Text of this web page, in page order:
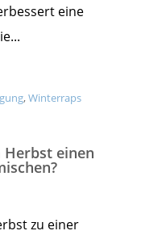
eine
,Winterraps
Herbst einen
zu einer